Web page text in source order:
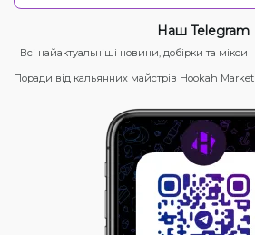
Наш Telegram
Всі найактуальніші новини, добірки та мікси
Поради від кальянних майстрів Hookah Market